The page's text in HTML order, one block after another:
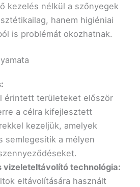
kezelés nélkül a szőnyegek
hanem higiéniai
is problémát okozhatnak.
érintett területeket először
a célra kifejlesztett
kezeljük, amelyek
semlegesítik a mélyen
vizeleteltávolító technológia:
eltávolítására használt